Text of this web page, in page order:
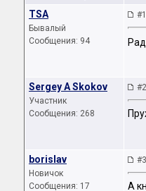
TSA
Бывалый
Сообщения: 94
Sergey A Skokov
Участник
Сообщения: 268
borislav
Новичок
Сообщения: 17
А